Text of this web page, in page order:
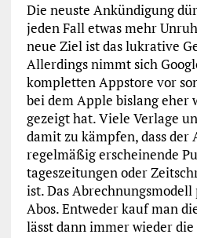
Die neuste Ankündigung
jeden Fall etwas mehr
neue Ziel ist das lukrative
Allerdings nimmt sich
kompletten Appstore vor
bei dem Apple bislang eher
gezeigt hat. Viele Verlage
damit zu kämpfen, dass der
regelmäßig erscheinende
tageszeitungen oder
ist. Das
Abos. Entweder kauf man
lässt dann immer wieder